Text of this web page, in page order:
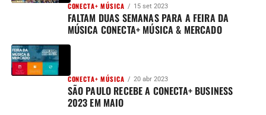
CONECTA+ MÚSICA 15 set 2023
FALTAM DUAS SEMANAS PARA A FEIRA DA
MÚSICA CONECTA+ MÚSICA & MERCADO
CONECTA+ MÚSICA 20 abr 2023
SÃO PAULO RECEBE A CONECTA+ BUSINESS
2023 EM MAIO